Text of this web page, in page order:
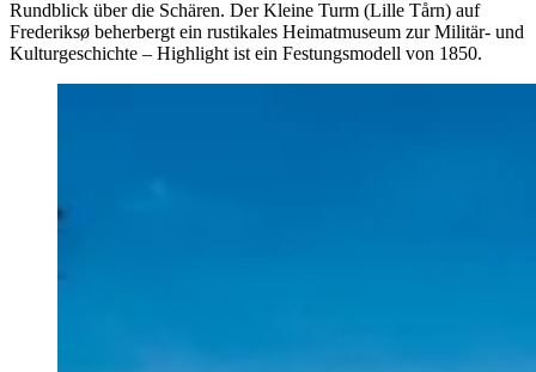
Rundblick über die Schären. Der Kleine Turm (Lille Tårn) auf
Frederiksø beherbergt ein rustikales Heimatmuseum zur Militär- und
Kulturgeschichte – Highlight ist ein Festungsmodell von 1850.